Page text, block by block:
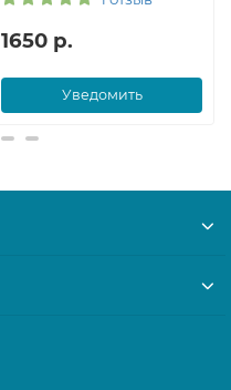
1650 р.
Уведомить